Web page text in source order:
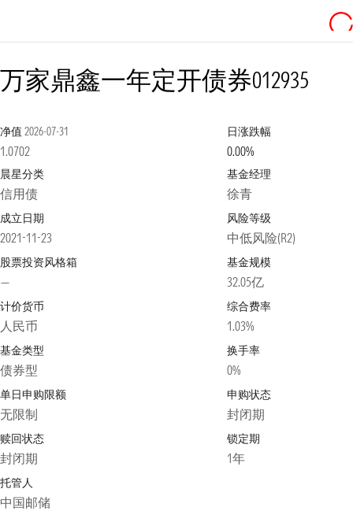
万家鼎鑫一年定开债券012935
净值 2026-07-31
1.0702
日涨跌幅
0.00%
晨星分类
信用债
基金经理
徐青
成立日期
2021-11-23
风险等级
中低风险(R2)
股票投资风格箱
—
基金规模
32.05亿
计价货币
人民币
综合费率
1.03%
基金类型
债券型
换手率
0%
单日申购限额
无限制
申购状态
封闭期
赎回状态
封闭期
锁定期
1年
托管人
中国邮储